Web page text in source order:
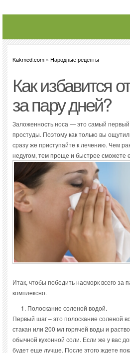
Kakmed.com » Народные рецепты
Как избавится
за пару дней?
Заложенность носа — это самый
простуды. Поэтому как только вы
сразу же приступайте к лечению. Чем
недугом, тем проще и быстрее сможете
Итак, чтобы победить насморк всего за
комплексно.
Полоскание соленой водой.
Первый шаг – это полоскание соленой
стакан или 200 мл горячей воды и
обычной кухонной соли. Если же у вас
будет еще лучше. После этого ждете